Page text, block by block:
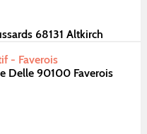
68131 Altkirch
- Faverois
Delle 90100 Faverois